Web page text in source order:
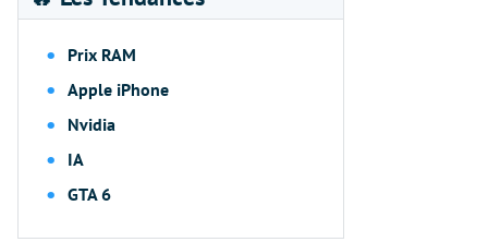
Prix RAM
Apple iPhone
Nvidia
IA
GTA 6